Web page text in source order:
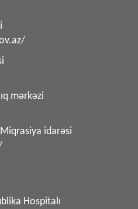
mərkəzi
idarəsi
Hospitalı